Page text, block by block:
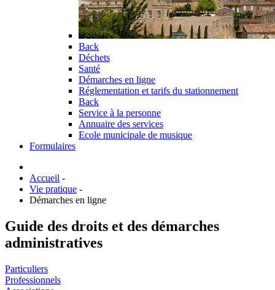
Back
Déchets
Santé
Démarches en ligne
Réglementation et tarifs du stationnement
Back
Service à la personne
Annuaire des services
Ecole municipale de musique
Formulaires
Accueil -
Vie pratique -
Démarches en ligne
Guide des droits et des démarches
administratives
Particuliers
Professionnels